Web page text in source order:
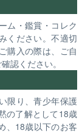
ム・鑑賞・コレク
ください。不適切
購入の際は、ご自
認ください。
限り、青少年保護
の了解として18歳
、18歳以下のお客